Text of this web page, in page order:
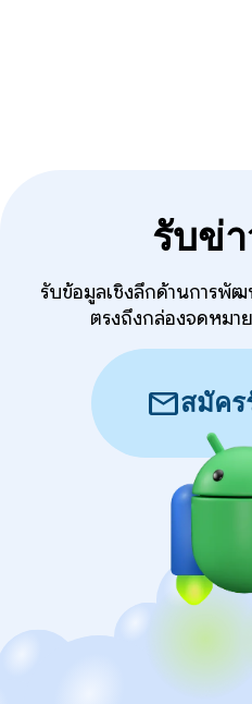
รับข่
รับข้อมูลเชิงลึกด้านการพั
ตรงถึงกล่องจดหม
mailสมัค